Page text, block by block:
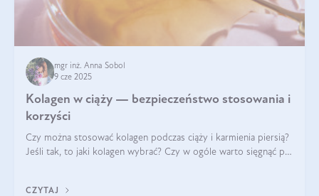
mgr inż. Anna Sobol
9 cze 2025
Kolagen w ciąży — bezpieczeństwo stosowania i
korzyści
Czy można stosować kolagen podczas ciąży i karmienia piersią?
Jeśli tak, to jaki kolagen wybrać? Czy w ogóle warto sięgnąć po
CZYTAJ